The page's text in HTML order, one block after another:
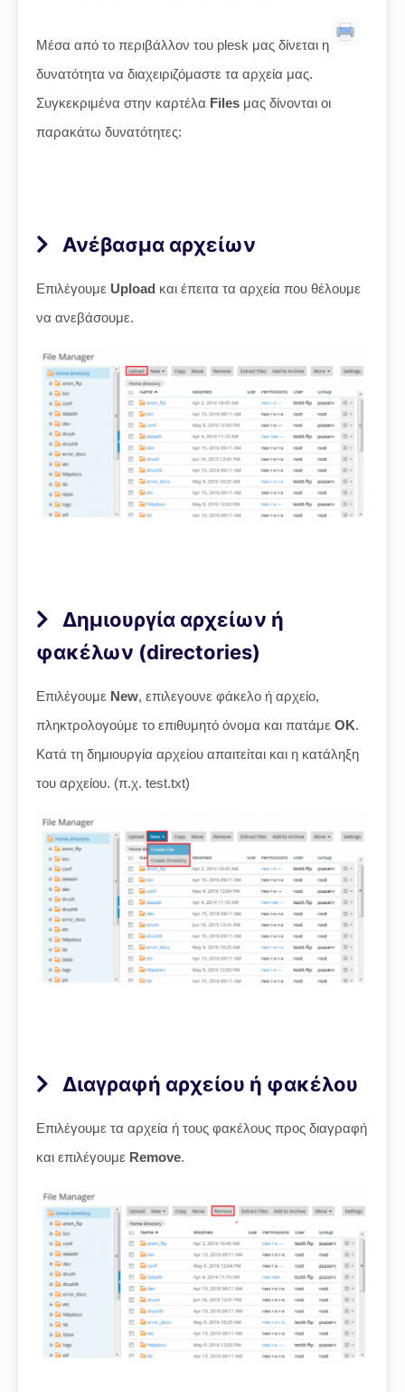
Μέσα από το περιβάλλον του plesk μας δίνεται η
δυνατότητα να διαχειριζόμαστε τα αρχεία μας.
Συγκεκριμένα στην καρτέλα Files μας δίνονται οι
παρακάτω δυνατότητες:
Ανέβασμα αρχείων
Επιλέγουμε Upload και έπειτα τα αρχεία που θέλουμε
να ανεβάσουμε.
Δημιουργία αρχείων ή
φακέλων (directories)
Επιλέγουμε New, επιλεγουνε φάκελο ή αρχείο,
πληκτρολογούμε το επιθυμητό όνομα και πατάμε ΟΚ.
Κατά τη δημιουργία αρχείου απαιτείται και η κατάληξη
του αρχείου. (π.χ. test.txt)
Διαγραφή αρχείου ή φακέλου
Επιλέγουμε τα αρχεία ή τους φακέλους προς διαγραφή
και επιλέγουμε Remove.